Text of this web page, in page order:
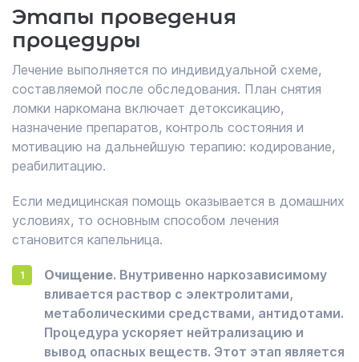
Этапы проведения
процедуры
Лечение выполняется по индивидуальной схеме,
составляемой после обследования. План снятия
ломки наркомана включает детоксикацию,
назначение препаратов, контроль состояния и
мотивацию на дальнейшую терапию: кодирование,
реабилитацию.
Если медицинская помощь оказывается в домашних
условиях, то основным способом лечения
становится капельница.
Очищение. Внутривенно наркозависимому
вливается раствор с электролитами,
метаболическими средствами, антидотами.
Процедура ускоряет нейтрализацию и
вывод опасных веществ. Этот этап является